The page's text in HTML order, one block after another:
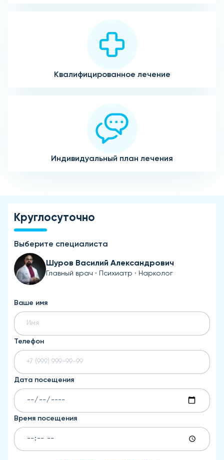
Квалифицированное лечение
Индивидуальный план лечения
Круглосуточно
Выберите специалиста
Шуров Василий Александрович
Главный врач · Психиатр · Нарколог
Ваше имя
Телефон
Дата посещения
Время посещения